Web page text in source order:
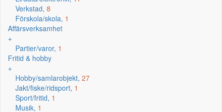
Verkstad, 8
Förskola/skola, 1
Affärsverksamhet
+
Partier/varor, 1
Fritid & hobby
+
Hobby/samlarobjekt, 27
Jakt/fiske/ridsport, 1
Sport/fritid, 1
Musik, 1